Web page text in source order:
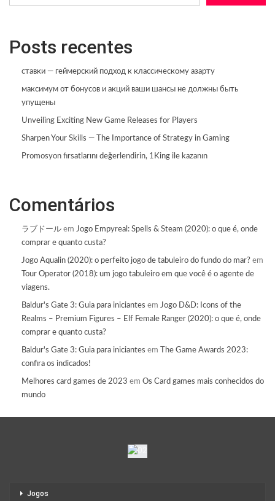
Posts recentes
ставки — геймерский подход к классическому азарту
максимум от бонусов и акций ваши шансы не должны быть
упущены
Unveiling Exciting New Game Releases for Players
Sharpen Your Skills — The Importance of Strategy in Gaming
Promosyon fırsatlarını değerlendirin, 1King ile kazanın
Comentários
ラブドール em Jogo Empyreal: Spells & Steam (2020): o que é, onde
comprar e quanto custa?
Jogo Aqualin (2020): o perfeito jogo de tabuleiro do fundo do mar? em
Tour Operator (2018): um jogo tabuleiro em que você é o agente de
viagens.
Baldur's Gate 3: Guia para iniciantes em Jogo D&D: Icons of the
Realms – Premium Figures – Elf Female Ranger (2020): o que é, onde
comprar e quanto custa?
Baldur's Gate 3: Guia para iniciantes em
The Game Awards 2023:
confira os indicados!
Melhores card games de 2023 em Os Card games mais conhecidos do
mundo
Jogos